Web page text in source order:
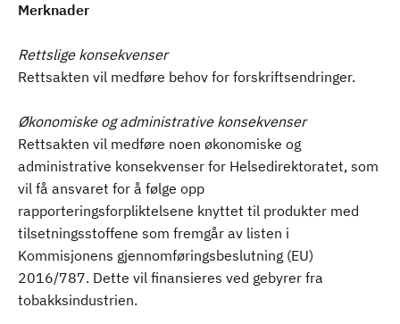
Merknader
Rettslige konsekvenser
Rettsakten vil medføre behov for forskriftsendringer.
Økonomiske og administrative konsekvenser
Rettsakten vil medføre noen økonomiske og
administrative konsekvenser for Helsedirektoratet, som
vil få ansvaret for å følge opp
rapporteringsforpliktelsene knyttet til produkter med
tilsetningsstoffene som fremgår av listen i
Kommisjonens gjennomføringsbeslutning (EU)
2016/787. Dette vil finansieres ved gebyrer fra
tobakksindustrien.